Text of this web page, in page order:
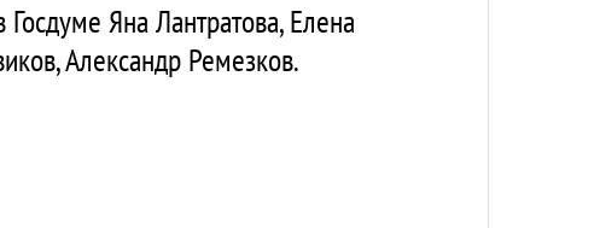
Яна Лантратова, Елена
Александр Ремезков.